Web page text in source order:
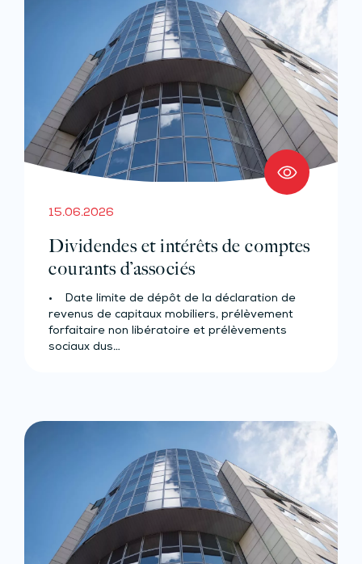
15.06.2026
Dividendes et intérêts de comptes
courants d’associés
• Date limite de dépôt de la déclaration de
revenus de capitaux mobiliers, prélèvement
forfaitaire non libératoire et prélèvements
sociaux dus…